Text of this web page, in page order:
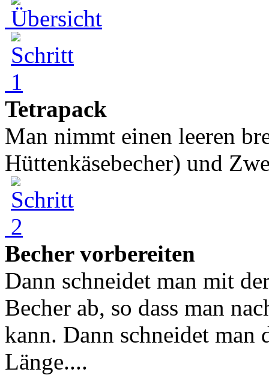
Tetrapack
Man nimmt einen leeren
Hüttenkäsebecher) und
Becher vorbereiten
Dann schneidet man mit
Becher ab, so dass man
kann. Dann schneidet
Länge....